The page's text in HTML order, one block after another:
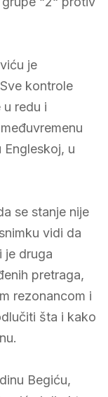
je
kontrole
redu i
u
se stanje nije
vidi da
je druga
pretraga,
rezonancom i
šta i kako
Begiću,